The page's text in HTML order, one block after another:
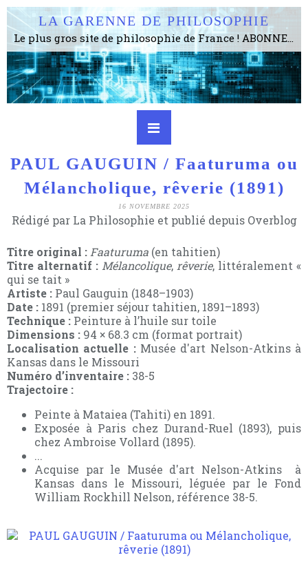
LA GARENNE DE PHILOSOPHIE
Le plus gros site de philosophie de France ! ABONNEZ-VOUS ! 4115 Articles, 1634 abonné·e·s, depuis 2006 . . . . . . . . 2 852 214 pages vues jusqu'à présent. Prestance et être apte à un plus grand nombre de choses.
PAUL GAUGUIN / Faaturuma ou
Mélancholique, rêverie (1891)
16 NOVEMBRE 2025
Rédigé par La Philosophie et publié depuis Overblog
Titre original : Faaturuma (en tahitien)
Titre alternatif : Mélancolique, rêverie, littéralement «
qui se tait »
Artiste : Paul Gauguin (1848–1903)
Date : 1891 (premier séjour tahitien, 1891–1893)
Technique : Peinture à l’huile sur toile
Dimensions : 94 × 68.3 cm (format portrait)
Localisation actuelle : Musée d'art Nelson-Atkins à
Kansas dans le Missouri
Numéro d’inventaire : 38-5
Trajectoire :
Peinte à Mataiea (Tahiti) en 1891.
Exposée à Paris chez Durand-Ruel (1893), puis
chez Ambroise Vollard (1895).
...
Acquise par le Musée d'art Nelson-Atkins à
Kansas dans le Missouri, léguée par le Fond
William Rockhill Nelson, référence 38-5.